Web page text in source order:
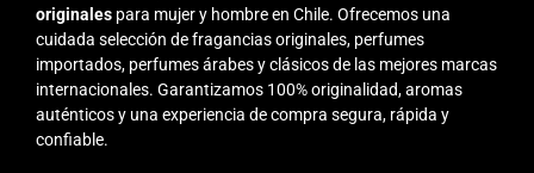
originales para mujer y hombre en Chile. Ofrecemos una
cuidada selección de fragancias originales, perfumes
importados, perfumes árabes y clásicos de las mejores marcas
internacionales. Garantizamos 100% originalidad, aromas
auténticos y una experiencia de compra segura, rápida y
confiable.